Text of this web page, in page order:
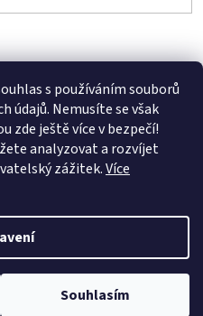
s používáním souborů
údajů. Nemusíte se však
zde ještě více v bezpečí!
analyzovat a rozvíjet
zážitek.Více
Souhlasím
práva vyhrazena.Upravit